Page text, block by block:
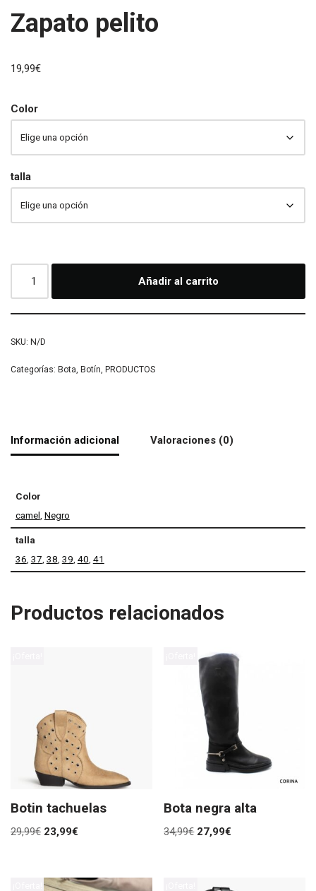
Zapato pelito
19,99€
Color
talla
Añadir al carrito
SKU: N/D
Categorías: Bota, Botín, PRODUCTOS
Información adicional Valoraciones (0)
Color
camel Negro
talla
36 37 38 39 40 41
Productos relacionados
Botin tachuelas
29,99€ 23,99€
Bota negra alta
34,99€ 27,99€